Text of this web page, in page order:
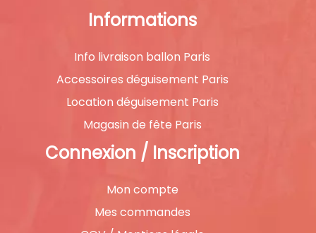
Informations
Info livraison ballon Paris
Accessoires déguisement Paris
Location déguisement Paris
Magasin de fête Paris
Connexion / Inscription
Mon compte
Mes commandes